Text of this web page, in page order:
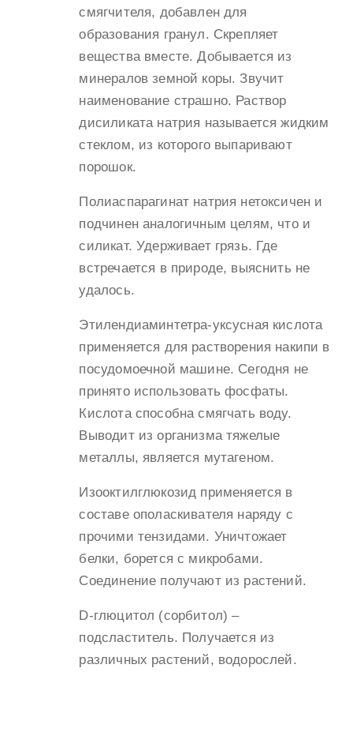
смягчителя, добавлен для
образования гранул. Скрепляет
вещества вместе. Добывается из
минералов земной коры. Звучит
наименование страшно. Раствор
дисиликата натрия называется жидким
стеклом, из которого выпаривают
порошок.
Полиаспарагинат натрия нетоксичен и
подчинен аналогичным целям, что и
силикат. Удерживает грязь. Где
встречается в природе, выяснить не
удалось.
Этилендиаминтетра-уксусная кислота
применяется для растворения накипи в
посудомоечной машине. Сегодня не
принято использовать фосфаты.
Кислота способна смягчать воду.
Выводит из организма тяжелые
металлы, является мутагеном.
Изооктилглюкозид применяется в
составе ополаскивателя наряду с
прочими тензидами. Уничтожает
белки, борется с микробами.
Соединение получают из растений.
D-глюцитол (сорбитол) –
подсластитель. Получается из
различных растений, водорослей.